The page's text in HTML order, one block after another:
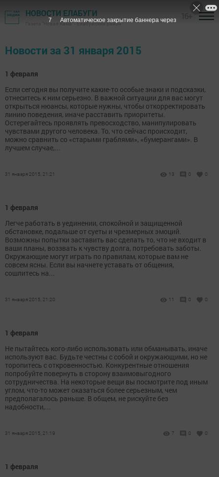
НОВОСТИ ЕЛАБУГИ
Газета "Новая Кама" - Елабужский район
Новости за 31 января 2015
1 февраля
Если сегодня вы получите какие-то особые знаки и подсказки,
отнеситесь к ним серьезно. В важной ситуации для вас могут
открыться нюансы, которые нужны, чтобы откорректировать
линию поведения, иначе расставить приоритеты.
Остерегайтесь проявлять превосходство, манипулировать
чувствами другого человека. То, что сейчас происходит,
можно сравнить со «старыми граблями», «бумерангами». В
лучшем случае,...
31 января 2015, 21:21 13 0 0
1 февраля
Легче работать в уединении, спокойной и защищенной
обстановке, подальше от суеты и чрезмерных эмоций.
Возможны попытки заставить вас сделать то, что не входит в
ваши планы, воззвать к чувству долга, потребовать заботы.
Окружающие могут играть по правилам, которые вам не
совсем ясны. Если вы начнете уставать от общения,
сошлитесь на...
31 января 2015, 21:20 11 0 0
1 февраля
Не пытайтесь кого-либо использовать или обманывать, иначе
используют вас. Будьте честны с собой и окружающими, но не
торопитесь с откровенностью. Конкурентные отношения
попробуйте повернуть в сторону взаимовыгодного
сотрудничества. На некоторые вещи вы посмотрите под иным
углом, что-то может оказаться более серьезным, чем
предполагалось раньше. В общем, не рискуйте без
надобности,...
31 января 2015, 21:19 7 0 0
1 февраля
7 Автоматическое закрытие баннера через